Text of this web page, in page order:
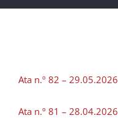
Ata n.º 82 – 29.05.2026
Ata n.º 81 – 28.04.2026